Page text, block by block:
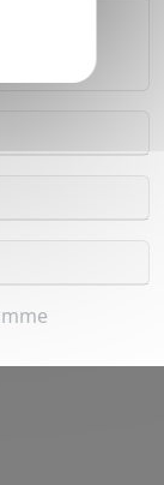
afin de